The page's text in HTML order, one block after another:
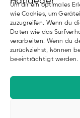
Um dir ein optimales
wie Cookies, um
zuzugreifen. Wenn du
Daten wie das
verarbeiten. Wenn du
zurückziehst, können
beeinträchtigt werden.
02822 53229
Sitemap
FAQ